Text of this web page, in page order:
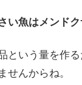
い魚はメンドク
という量を作
せんからね。